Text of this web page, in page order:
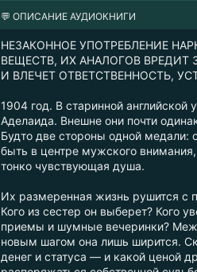
💬 ОПИСАНИЕ АУДИОКНИГИ
НЕЗАКОННОЕ УПОТРЕБЛЕНИЕ
ВЕЩЕСТВ, ИХ АНАЛОГОВ
И ВЛЕЧЕТ ОТВЕТСТВЕННОСТЬ,
1904 год. В старинной
Аделаида. Внешне они почти
Будто две стороны одной медали:
быть в центре мужского
тонко чувствующая душа.
Их размеренная жизнь рушится с
Кого из сестер он выберет? Кого
приемы и шумные вечеринки?
новым шагом она лишь ширится.
денег и статуса — и какой ценой